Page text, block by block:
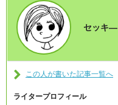
セッキ―
この人が書いた記事一覧へ
ライタープロフィール